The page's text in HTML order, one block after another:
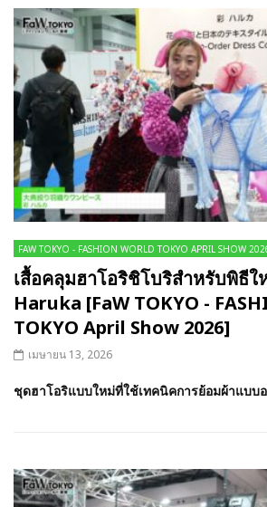
FAW TOKYO - FASHION WORLD TOKYO APRIL SHOW
เสื้อคลุมฮาโอริชิโบริสำหรับพิธีใ
Haruka [FaW TOKYO -
TOKYO April Show 2026]
เมษายน 13, 2026
ชุดฮาโอริแบบใหม่ที่ใช้เทคนิคการย้อมผ้าแบ